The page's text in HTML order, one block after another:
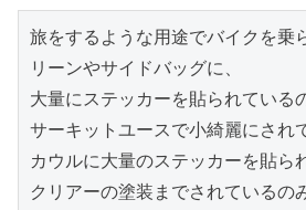
旅をするような用途でバイクを乗
リーンやサイドバッグに、
大量にステッカーを貼られている
サーキットユースで小綺麗にされ
カウルに大量のステッカーを貼ら
クリアーの塗装までされているの